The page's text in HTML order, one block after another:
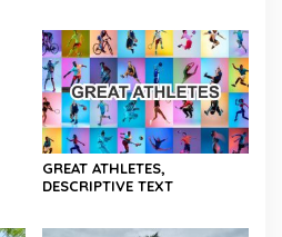
GREAT ATHLETES,
DESCRIPTIVE TEXT